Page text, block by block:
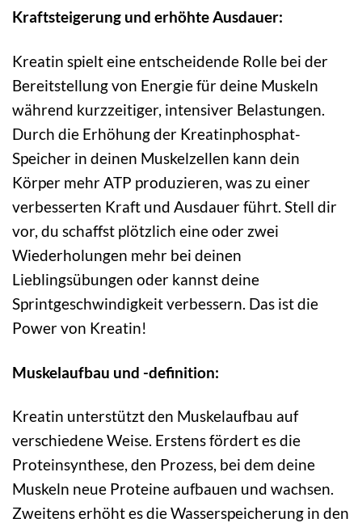
Kraftsteigerung und erhöhte Ausdauer:
Kreatin spielt eine entscheidende Rolle bei der
Bereitstellung von Energie für deine Muskeln
während kurzzeitiger, intensiver Belastungen.
Durch die Erhöhung der Kreatinphosphat-
Speicher in deinen Muskelzellen kann dein
Körper mehr ATP produzieren, was zu einer
verbesserten Kraft und Ausdauer führt. Stell dir
vor, du schaffst plötzlich eine oder zwei
Wiederholungen mehr bei deinen
Lieblingsübungen oder kannst deine
Sprintgeschwindigkeit verbessern. Das ist die
Power von Kreatin!
Muskelaufbau und -definition:
Kreatin unterstützt den Muskelaufbau auf
verschiedene Weise. Erstens fördert es die
Proteinsynthese, den Prozess, bei dem deine
Muskeln neue Proteine aufbauen und wachsen.
Zweitens erhöht es die Wasserspeicherung in den